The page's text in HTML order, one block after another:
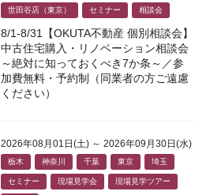
世田谷店（東京） セミナー 相談会
8/1-8/31【OKUTA不動産 個別相談会】
中古住宅購入・リノベーション相談会
～絶対に知っておくべき7か条～／参
加費無料・予約制（同業者の方ご遠慮
ください）
2026年08月01日(土) ～ 2026年09月30日(水)
栃木 神奈川 千葉 東京 埼玉
セミナー 現場見学会 現場見学ツアー